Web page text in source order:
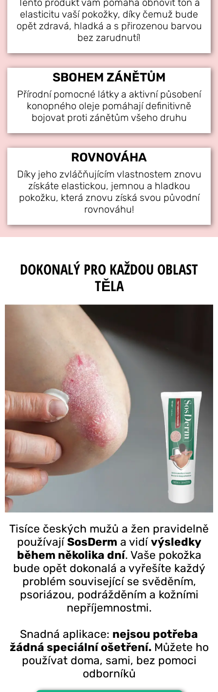
elasticitu vaší pokožky, díky čemuž bude
opět zdravá, hladká a s přirozenou barvou
bez zarudnutí!
SBOHEM ZÁNĚTŮM
Přírodní pomocné látky a aktivní působení
konopného oleje pomáhají definitivně
bojovat proti zánětům všeho druhu
ROVNOVÁHA
Díky jeho zvláčňujícím vlastnostem znovu
získáte elastickou, jemnou a hladkou
pokožku, která znovu získá svou původní
rovnováhu!
DOKONALÝ PRO KAŽDOU OBLAST
TĚLA
Tisíce českých mužů a žen pravidelně
používajíSosDerm a vidívýsledky
během několika dní. Vaše pokožka
bude opět dokonalá a vyřešíte každý
problém související se svěděním,
psoriázou, podrážděním a kožními
nepříjemnostmi.
Snadná aplikace: nejsou potřeba
žádná speciální ošetření. Můžete ho
používat doma, sami, bez pomoci
odborníků